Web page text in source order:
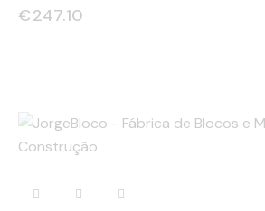
€247.10